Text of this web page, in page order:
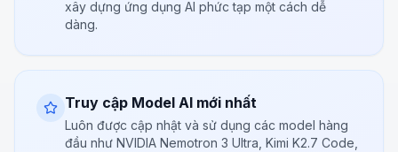
xây dựng ứng dụng AI phức tạp một cách dễ
dàng.
Truy cập Model AI mới nhất
Luôn được cập nhật và sử dụng các model hàng
đầu như NVIDIA Nemotron 3 Ultra, Kimi K2.7 Code,